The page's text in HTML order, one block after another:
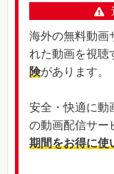
海外の無料動画
れた動画を視聴
険があります。
安全・快適に動
の動画配信サー
期間をお得に使